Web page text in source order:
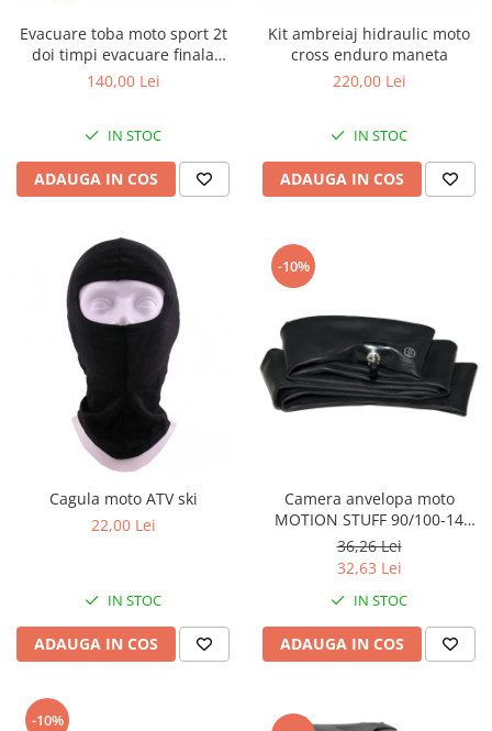
Silentiator / Dbkiller
SUSPENSIE CADRU
Ghidoane & Control
Ajutor acceleratie
Amortizor ghidon
Capete ghidon
Comanda acceleratie
Ghidoane
Inaltatore ghidon
Manete
Mansoane
Protectii Ghidon
Protectii maini / Kit-uri
Cadru
Capac filtru aer
Carene
Kit plasticuri
Laterale radiator
Laterale spate
Evacuare toba moto sport 2t
doi timpi evacuare finala
cross enduro viteza
140,00 Lei
IN STOC
ADAUGA IN COS
Kit ambreiaj hidraulic moto
cross enduro maneta
220,00 Lei
IN STOC
ADAUGA IN COS
Cagula moto ATV ski
22,00 Lei
IN STOC
ADAUGA IN COS
-10%
Camera anvelopa moto
MOTION STUFF 90/100-14
cauciuc butil (1.1mm)
36,26 Lei
32,63 Lei
IN STOC
ADAUGA IN COS
-10%